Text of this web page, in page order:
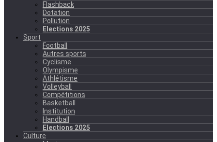
Flashback
Dotation
Pollution
Elections 2025
Sport
Football
Autres sports
Cyclisme
Olympisme
Athlétisme
Volleyball
Compétitions
Basketball
Institution
Handball
Elections 2025
Culture